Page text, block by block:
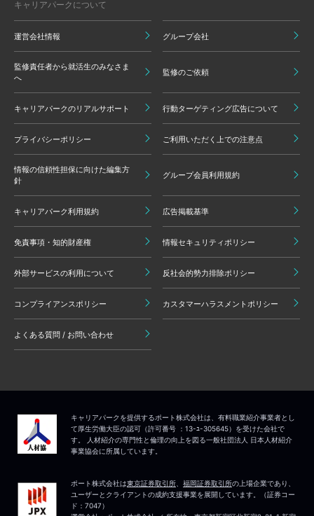
キャリアパークについて
運営会社情報 グループ会社
監修責任者から就活生のみなさま
へ
監修のご依頼
キャリアパークのリアルサポート 行動ターゲティング広告について
プライバシーポリシー ご利用いただく上での注意点
情報の信頼性担保に向けた編集方
針
グループ会員利用規約
キャリアパーク利用規約 広告掲載基準
免責事項・知的財産権 情報セキュリティポリシー
外部サービスの利用について 反社会的勢力排除ポリシー
コンプライアンスポリシー カスタマーハラスメントポリシー
よくある質問 / お問い合わせ